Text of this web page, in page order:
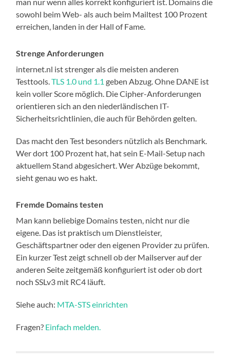
man nur wenn alles korrekt konfiguriert ist. Domains die
sowohl beim Web- als auch beim Mailtest 100 Prozent
erreichen, landen in der Hall of Fame.
Strenge Anforderungen
internet.nl ist strenger als die meisten anderen
Testtools.TLS 1.0 und 1.1 geben Abzug. Ohne DANE ist
kein voller Score möglich. Die Cipher-Anforderungen
orientieren sich an den niederländischen IT-
Sicherheitsrichtlinien, die auch für Behörden gelten.
Das macht den Test besonders nützlich als Benchmark.
Wer dort 100 Prozent hat, hat sein E-Mail-Setup nach
aktuellem Stand abgesichert. Wer Abzüge bekommt,
sieht genau wo es hakt.
Fremde Domains testen
Man kann beliebige Domains testen, nicht nur die
eigene. Das ist praktisch um Dienstleister,
Geschäftspartner oder den eigenen Provider zu prüfen.
Ein kurzer Test zeigt schnell ob der Mailserver auf der
anderen Seite zeitgemäß konfiguriert ist oder ob dort
noch SSLv3 mit RC4 läuft.
Siehe auch: MTA-STS einrichten
Fragen? Einfach melden.